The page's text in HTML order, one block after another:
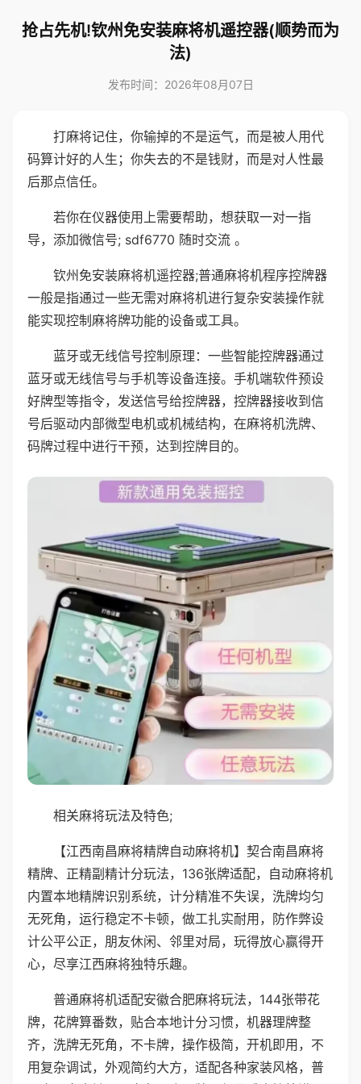
抢占先机!钦州免安装麻将机遥控器(顺势而为
法)
发布时间：2026年08月07日
打麻将记住，你输掉的不是运气，而是被人用代
码算计好的人生；你失去的不是钱财，而是对人性最
后那点信任。
若你在仪器使用上需要帮助，想获取一对一指
导，添加微信号; sdf6770 随时交流 。
钦州免安装麻将机遥控器;普通麻将机程序控牌器
一般是指通过一些无需对麻将机进行复杂安装操作就
能实现控制麻将牌功能的设备或工具。
蓝牙或无线信号控制原理：一些智能控牌器通过
蓝牙或无线信号与手机等设备连接。手机端软件预设
好牌型等指令，发送信号给控牌器，控牌器接收到信
号后驱动内部微型电机或机械结构，在麻将机洗牌、
码牌过程中进行干预，达到控牌目的。
相关麻将玩法及特色;
【江西南昌麻将精牌自动麻将机】契合南昌麻将
精牌、正精副精计分玩法，136张牌适配，自动麻将机
内置本地精牌识别系统，计分精准不失误，洗牌均匀
无死角，运行稳定不卡顿，做工扎实耐用，防作弊设
计公平公正，朋友休闲、邻里对局，玩得放心赢得开
心，尽享江西麻将独特乐趣。
普通麻将机适配安徽合肥麻将玩法，144张带花
牌，花牌算番数，贴合本地计分习惯，机器理牌整
齐，洗牌无死角，不卡牌，操作极简，开机即用，不
用复杂调试，外观简约大方，适配各种家装风格，普